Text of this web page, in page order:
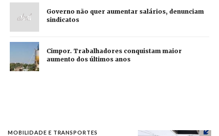
Governo não quer aumentar salários, denunciam
sindicatos
Cimpor. Trabalhadores conquistam maior
aumento dos últimos anos
MOBILIDADE E TRANSPORTES